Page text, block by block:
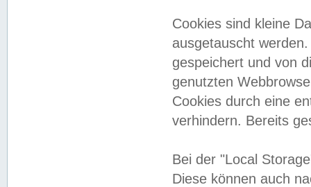
Cookies sind kleine
ausgetauscht
gespeichert und von
genutzten
Cookies durch eine
verhindern. Bereits
Bei der "Local
Diese können auch